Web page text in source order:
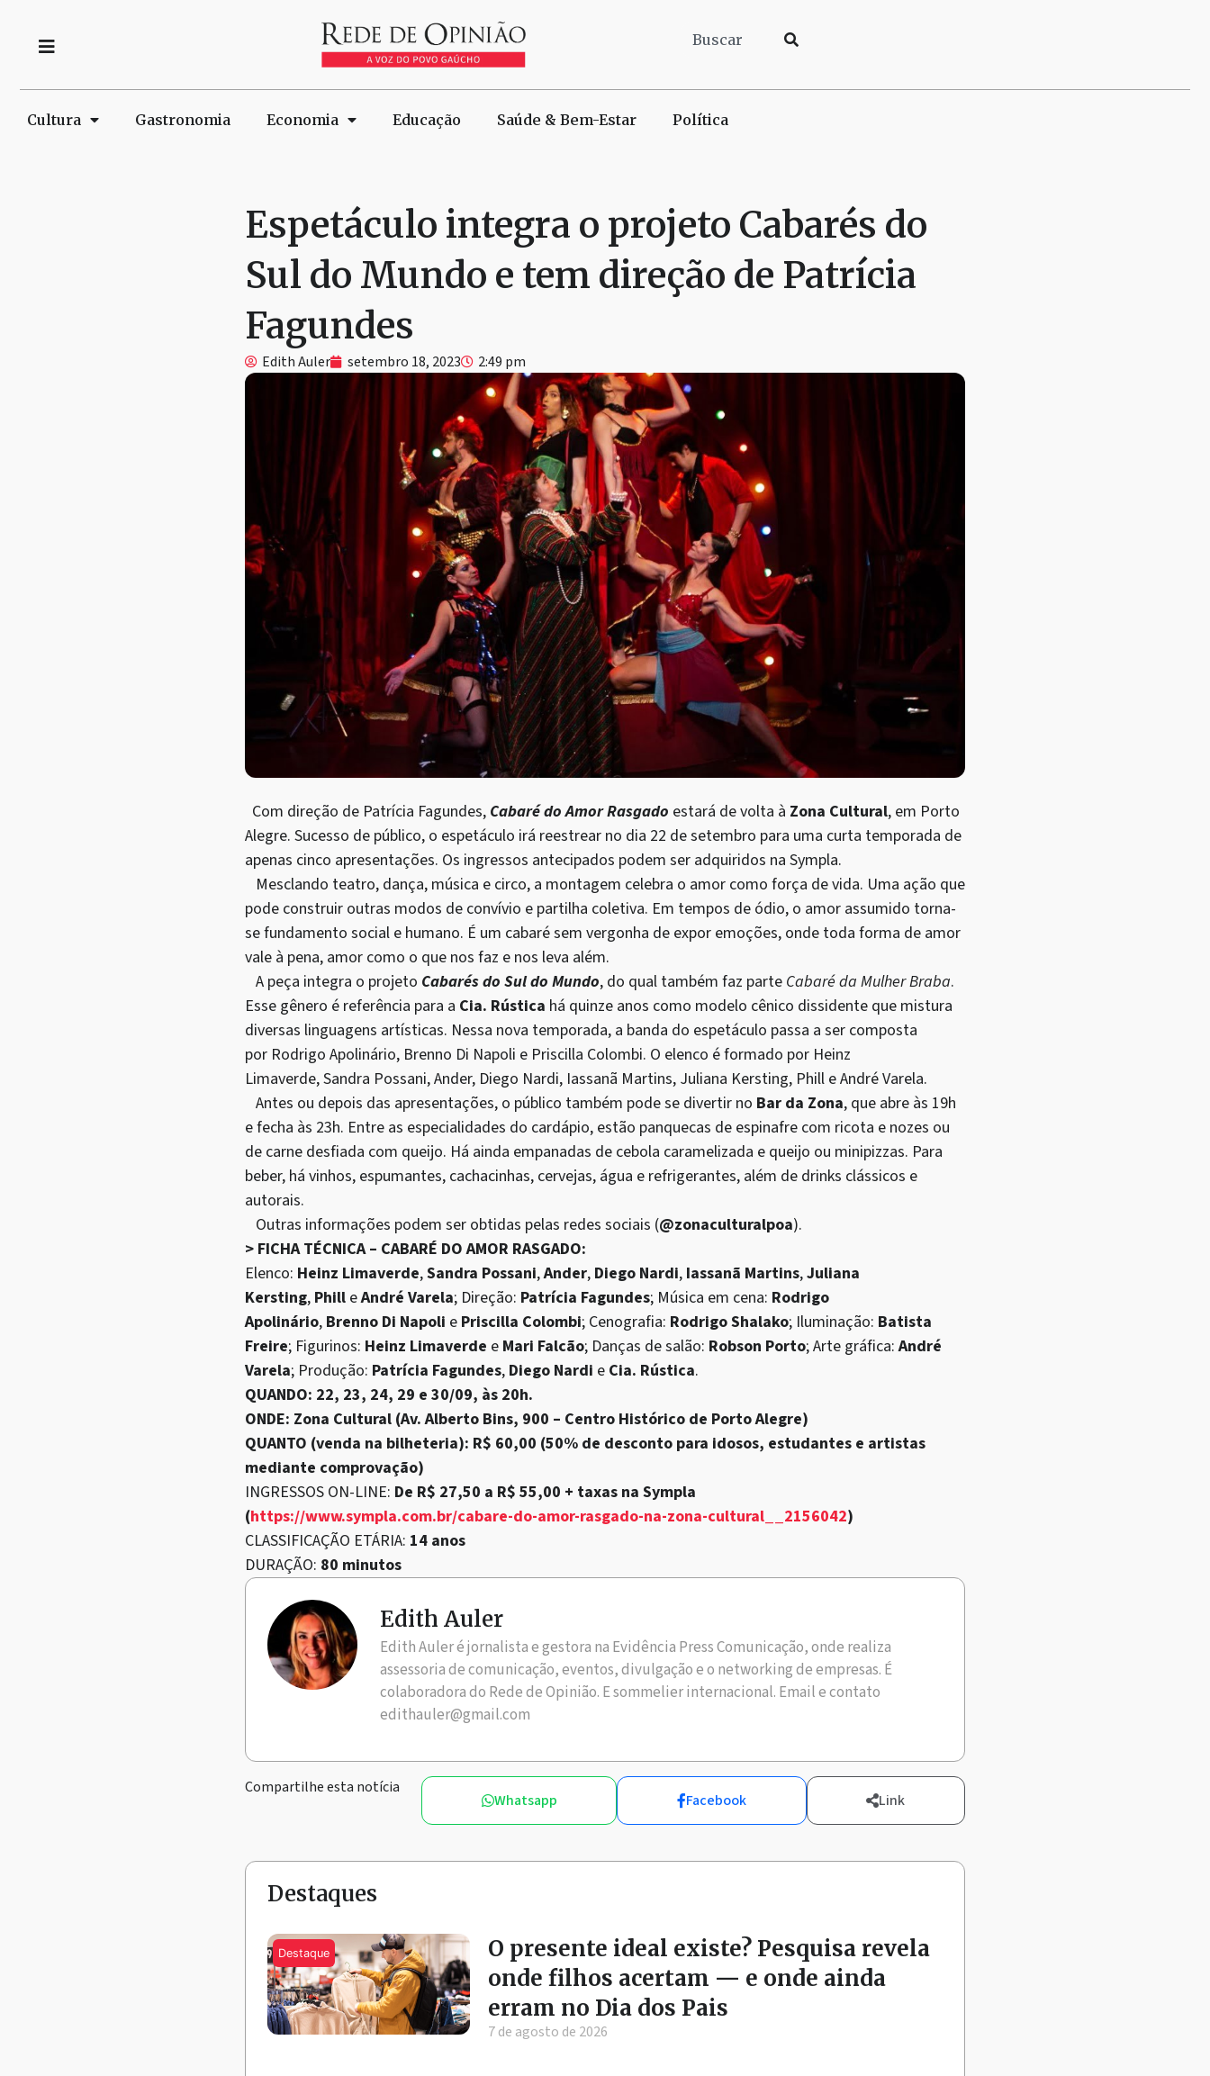
Cultura Gastronomia Economia Educação Saúde & Bem-Estar Política
Espetáculo integra o projeto Cabarés do
Sul do Mundo e tem direção de Patrícia
Fagundes
Edith Auler setembro 18, 2023 2:49 pm
Com direção de Patrícia Fagundes, Cabaré do Amor Rasgado estará de volta à Zona Cultural, em Porto
Alegre. Sucesso de público, o espetáculo irá reestrear no dia 22 de setembro para uma curta temporada de
apenas cinco apresentações. Os ingressos antecipados podem ser adquiridos na Sympla.
Mesclando teatro, dança, música e circo, a montagem celebra o amor como força de vida. Uma ação que
pode construir outras modos de convívio e partilha coletiva. Em tempos de ódio, o amor assumido torna-
se fundamento social e humano. É um cabaré sem vergonha de expor emoções, onde toda forma de amor
vale à pena, amor como o que nos faz e nos leva além.
A peça integra o projeto Cabarés do Sul do Mundo, do qual também faz parte Cabaré da Mulher Braba.
Esse gênero é referência para a Cia. Rústica há quinze anos como modelo cênico dissidente que mistura
diversas linguagens artísticas. Nessa nova temporada, a banda do espetáculo passa a ser composta
por Rodrigo Apolinário, Brenno Di Napoli e Priscilla Colombi. O elenco é formado por Heinz
Limaverde, Sandra Possani, Ander, Diego Nardi, Iassanã Martins, Juliana Kersting, Phill e André Varela.
Antes ou depois das apresentações, o público também pode se divertir no Bar da Zona, que abre às 19h
e fecha às 23h. Entre as especialidades do cardápio, estão panquecas de espinafre com ricota e nozes ou
de carne desfiada com queijo. Há ainda empanadas de cebola caramelizada e queijo ou minipizzas. Para
beber, há vinhos, espumantes, cachacinhas, cervejas, água e refrigerantes, além de drinks clássicos e
autorais.
Outras informações podem ser obtidas pelas redes sociais (@zonaculturalpoa).
> FICHA TÉCNICA – CABARÉ DO AMOR RASGADO:
Elenco: Heinz Limaverde,Sandra Possani,Ander, Diego Nardi, Iassanã Martins,Juliana
Kersting, Phill eAndré Varela; Direção: Patrícia Fagundes; Música em cena: Rodrigo
Apolinário, Brenno Di Napoli e Priscilla Colombi; Cenografia: Rodrigo Shalako; Iluminação: Batista
Freire; Figurinos: Heinz Limaverde e Mari Falcão; Danças de salão: Robson Porto; Arte gráfica:André
Varela; Produção: Patrícia Fagundes, Diego Nardi e Cia. Rústica.
QUANDO: 22, 23, 24, 29 e 30/09, às 20h.
ONDE: Zona Cultural (Av. Alberto Bins, 900 – Centro Histórico de Porto Alegre)
QUANTO (venda na bilheteria): R$ 60,00 (50% de desconto para idosos, estudantes e artistas
mediante comprovação)
INGRESSOS ON-LINE: De R$ 27,50 a R$ 55,00 + taxas na Sympla
(https://www.sympla.com.br/cabare-do-amor-rasgado-na-zona-cultural__2156042)
CLASSIFICAÇÃO ETÁRIA: 14 anos
DURAÇÃO: 80 minutos
Edith Auler
Edith Auler é jornalista e gestora na Evidência Press Comunicação, onde realiza
assessoria de comunicação, eventos, divulgação e o networking de empresas. É
colaboradora do Rede de Opinião. E sommelier internacional. Email e contato
edithauler@gmail.com
Compartilhe esta notícia
Whatsapp Facebook Link
Destaques
O presente ideal existe? Pesquisa revela
onde filhos acertam — e onde ainda
erram no Dia dos Pais
7 de agosto de 2026